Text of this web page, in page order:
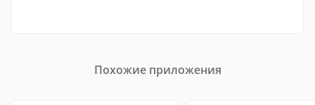
Похожие приложения